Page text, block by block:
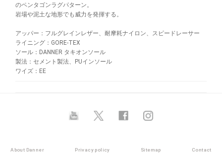
のペンタゴンラグパターン。
岩場や泥土な地形でも威力を発揮する。
アッパー：フルグレインレザー、耐摩耗ナイロン、スピードレーサー
ライニング：GORE-TEX
ソール：DANNER タキオンソール
製法：セメント製法、PUインソール
ワイズ：EE
About Danner Privacy policy Sitemap Contact